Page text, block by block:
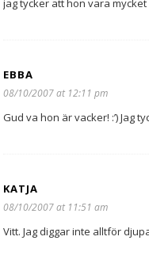
jag tycker att hon vara mycket
EBBA
08/10/2007 at 12:11 pm
Gud va hon är vacker! :’) Jag
KATJA
08/10/2007 at 11:51 am
Vitt. Jag diggar inte alltför